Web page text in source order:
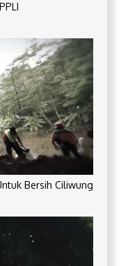
Bersih Ciliwung